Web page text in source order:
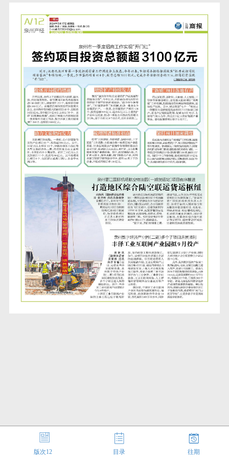
版次12 目录 往期